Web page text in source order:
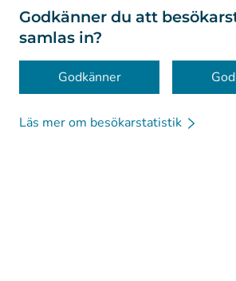
Godkänner du att
samlas in?
Godkänner
Läs mer om besökarstatistik
Om webbplatsen
Tillgänglighet
Kakor